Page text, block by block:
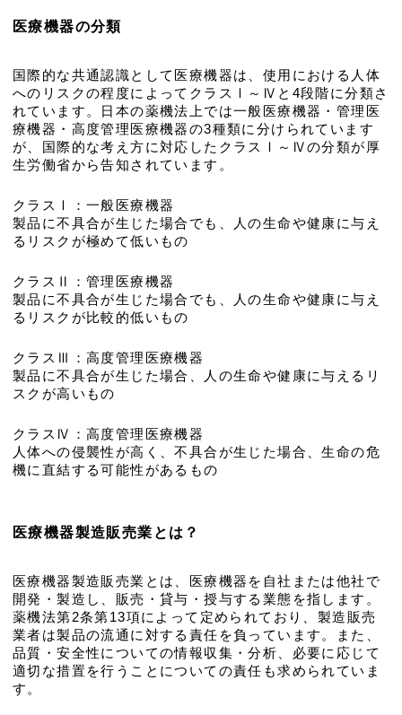
医療機器の分類
国際的な共通認識として医療機器は、使用における人体
へのリスクの程度によってクラスⅠ～Ⅳと4段階に分類さ
れています。日本の薬機法上では一般医療機器・管理医
療機器・高度管理医療機器の3種類に分けられています
が、国際的な考え方に対応したクラスⅠ～Ⅳの分類が厚
生労働省から告知されています。
クラスⅠ：一般医療機器
製品に不具合が生じた場合でも、人の生命や健康に与え
るリスクが極めて低いもの
クラスⅡ：管理医療機器
製品に不具合が生じた場合でも、人の生命や健康に与え
るリスクが比較的低いもの
クラスⅢ：高度管理医療機器
製品に不具合が生じた場合、人の生命や健康に与えるリ
スクが高いもの
クラスⅣ：高度管理医療機器
人体への侵襲性が高く、不具合が生じた場合、生命の危
機に直結する可能性があるもの
医療機器製造販売業とは？
医療機器製造販売業とは、医療機器を自社または他社で
開発・製造し、販売・貸与・授与する業態を指します。
薬機法第2条第13項によって定められており、製造販売
業者は製品の流通に対する責任を負っています。また、
品質・安全性についての情報収集・分析、必要に応じて
適切な措置を行うことについての責任も求められていま
す。